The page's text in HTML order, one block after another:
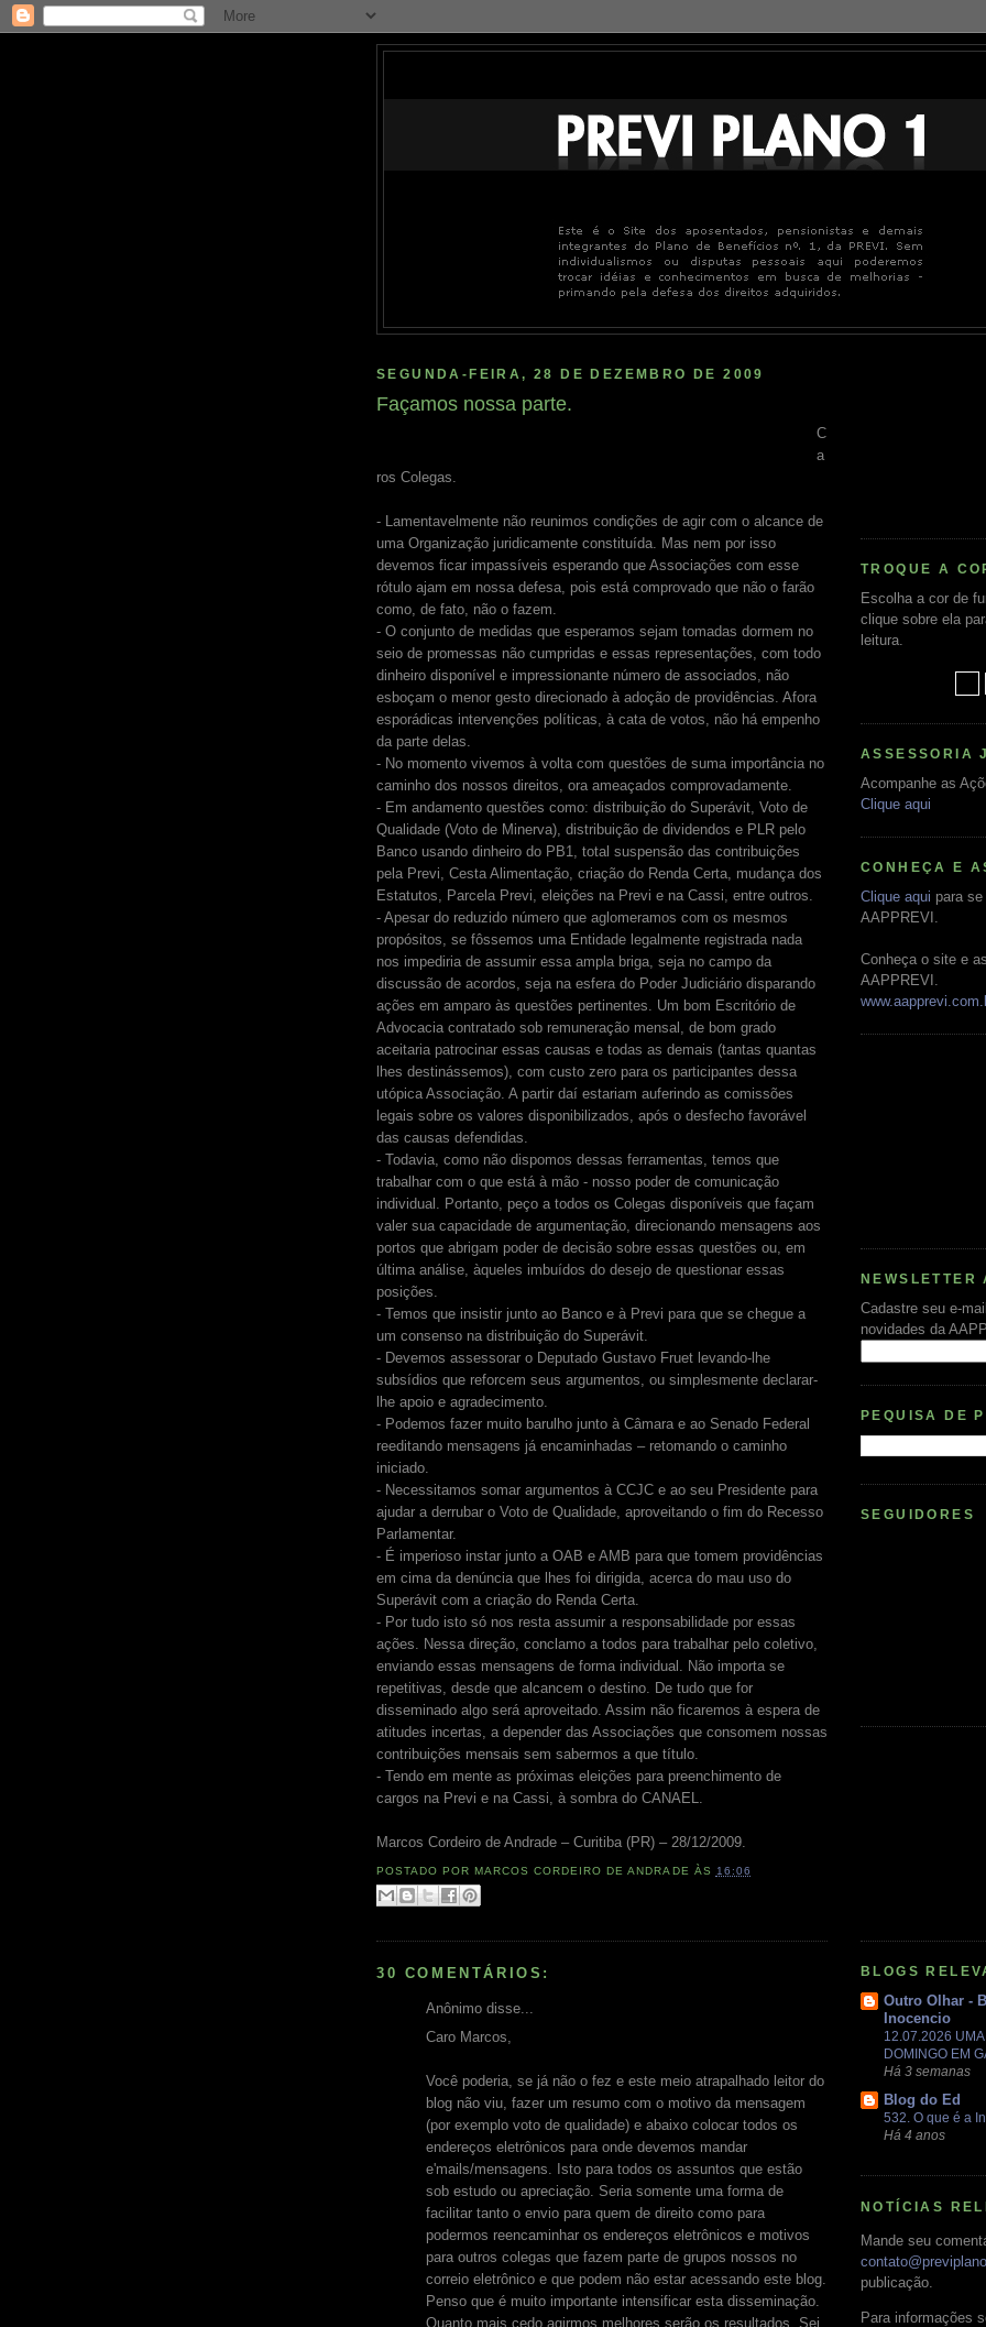
SEGUNDA-FEIRA, 28 DE DEZEMBRO DE 2009
Façamos nossa parte.
C
a
ros Colegas.
- Lamentavelmente não reunimos condições de agir com o alcance de
uma Organização juridicamente constituída. Mas nem por isso
devemos ficar impassíveis esperando que Associações com esse
rótulo ajam em nossa defesa, pois está comprovado que não o farão
como, de fato, não o fazem.
- O conjunto de medidas que esperamos sejam tomadas dormem no
seio de promessas não cumpridas e essas representações, com todo
dinheiro disponível e impressionante número de associados, não
esboçam o menor gesto direcionado à adoção de providências. Afora
esporádicas intervenções políticas, à cata de votos, não há empenho
da parte delas.
- No momento vivemos à volta com questões de suma importância no
caminho dos nossos direitos, ora ameaçados comprovadamente.
- Em andamento questões como: distribuição do Superávit, Voto de
Qualidade (Voto de Minerva), distribuição de dividendos e PLR pelo
Banco usando dinheiro do PB1, total suspensão das contribuições
pela Previ, Cesta Alimentação, criação do Renda Certa, mudança dos
Estatutos, Parcela Previ, eleições na Previ e na Cassi, entre outros.
- Apesar do reduzido número que aglomeramos com os mesmos
propósitos, se fôssemos uma Entidade legalmente registrada nada
nos impediria de assumir essa ampla briga, seja no campo da
discussão de acordos, seja na esfera do Poder Judiciário disparando
ações em amparo às questões pertinentes. Um bom Escritório de
Advocacia contratado sob remuneração mensal, de bom grado
aceitaria patrocinar essas causas e todas as demais (tantas quantas
lhes destinássemos), com custo zero para os participantes dessa
utópica Associação. A partir daí estariam auferindo as comissões
legais sobre os valores disponibilizados, após o desfecho favorável
das causas defendidas.
- Todavia, como não dispomos dessas ferramentas, temos que
trabalhar com o que está à mão - nosso poder de comunicação
individual. Portanto, peço a todos os Colegas disponíveis que façam
valer sua capacidade de argumentação, direcionando mensagens aos
portos que abrigam poder de decisão sobre essas questões ou, em
última análise, àqueles imbuídos do desejo de questionar essas
posições.
- Temos que insistir junto ao Banco e à Previ para que se chegue a
um consenso na distribuição do Superávit.
- Devemos assessorar o Deputado Gustavo Fruet levando-lhe
subsídios que reforcem seus argumentos, ou simplesmente declarar-
lhe apoio e agradecimento.
- Podemos fazer muito barulho junto à Câmara e ao Senado Federal
reeditando mensagens já encaminhadas – retomando o caminho
iniciado.
- Necessitamos somar argumentos à CCJC e ao seu Presidente para
ajudar a derrubar o Voto de Qualidade, aproveitando o fim do Recesso
Parlamentar.
- É imperioso instar junto a OAB e AMB para que tomem providências
em cima da denúncia que lhes foi dirigida, acerca do mau uso do
Superávit com a criação do Renda Certa.
- Por tudo isto só nos resta assumir a responsabilidade por essas
ações. Nessa direção, conclamo a todos para trabalhar pelo coletivo,
enviando essas mensagens de forma individual. Não importa se
repetitivas, desde que alcancem o destino. De tudo que for
disseminado algo será aproveitado. Assim não ficaremos à espera de
atitudes incertas, a depender das Associações que consomem nossas
contribuições mensais sem sabermos a que título.
- Tendo em mente as próximas eleições para preenchimento de
cargos na Previ e na Cassi, à sombra do CANAEL.
Marcos Cordeiro de Andrade – Curitiba (PR) – 28/12/2009.
POSTADO PORMARCOS CORDEIRO DE ANDRADE ÀS 16:06
30 COMENTÁRIOS:
Anônimo disse...
Caro Marcos,
Você poderia, se já não o fez e este meio atrapalhado leitor do
blog não viu, fazer um resumo com o motivo da mensagem
(por exemplo voto de qualidade) e abaixo colocar todos os
endereços eletrônicos para onde devemos mandar
e'mails/mensagens. Isto para todos os assuntos que estão
sob estudo ou apreciação. Seria somente uma forma de
facilitar tanto o envio para quem de direito como para
podermos reencaminhar os endereços eletrônicos e motivos
para outros colegas que fazem parte de grupos nossos no
correio eletrônico e que podem não estar acessando este blog.
Penso que é muito importante intensificar esta disseminação.
Quanto mais cedo agirmos melhores serão os resultados. Sei
TROQUE A
Escolha a cor de
clique sobre ela
leitura.
ASSESSORIA
Acompanhe as
Clique aqui
CONHEÇA E
Clique aqui para
AAPPREVI.
Conheça o site e
AAPPREVI.
NEWSLETTER
Cadastre seu e-
novidades da
PEQUISA DE
SEGUIDORES
BLOGS
Outro Olhar -
Inocencio
12.07.2026
DOMINGO EM
Há 3 semanas
Blog do Ed
532. O que é a
Há 4 anos
NOTÍCIAS
Mande seu
publicação.
Para informações